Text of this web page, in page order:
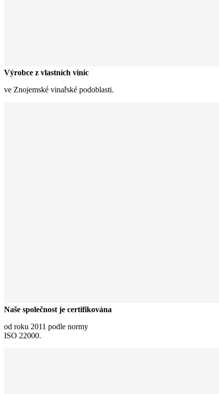
Výrobce z vlastních vinic
ve Znojemské vinařské podoblasti.
Naše společnost je certifikována
od roku 2011 podle normy
ISO 22000.